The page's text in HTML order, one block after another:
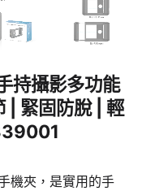
持攝影多功能
| 緊固防脫 | 輕
機夾，是實用的手